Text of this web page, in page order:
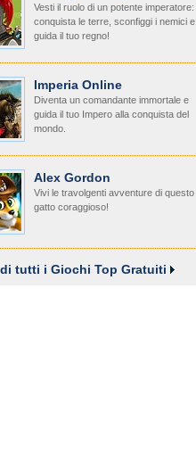
Vesti il ruolo di un potente imperatore:
conquista le terre, sconfiggi i nemici e
guida il tuo regno!
Imperia Online
Diventa un comandante immortale e
guida il tuo Impero alla conquista del
mondo.
Alex Gordon
Vivi le travolgenti avventure di questo
gatto coraggioso!
tutti i Giochi Top Gratuiti